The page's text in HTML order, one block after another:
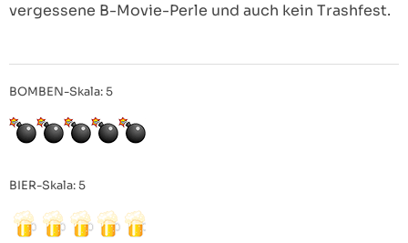
vergessene B-Movie-Perle und auch kein Trashfest.
BOMBEN-Skala: 5
BIER-Skala: 5